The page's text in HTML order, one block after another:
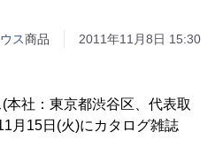
ス商品 2011年11月8日 15:30
社：東京都渋谷区、代表取
月15日(火)にカタログ雑誌